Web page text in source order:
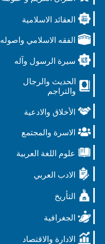
العقائد الاسلامية
الفقه الاسلامي واصوله
سيرة الرسول وآله
الحديث والرجال
والتراجم
الأخلاق والادعية
الاسرة والمجتمع
علوم اللغة العربية
الادب العربي
التأريخ
الجغرافية
الادارة والاقتصاد